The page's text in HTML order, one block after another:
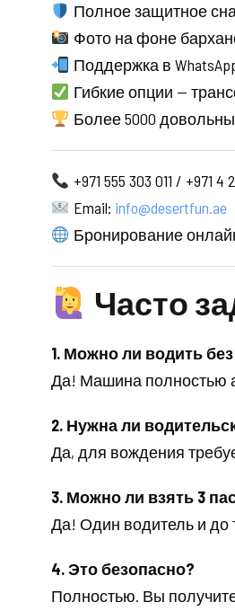
Полное защитное
Фото на фоне
Поддержка в
Гибкие опции —
Более 5000
+971 555 303 011 / +971 4
Email: info@desertfun.ae
Бронирование
Часто
1. Можно ли водить
Да! Машина полностью
2. Нужна ли
Да, для вождения
3. Можно ли взять 3
Да! Один водитель и до
4. Это безопасно?
Полностью. Вы